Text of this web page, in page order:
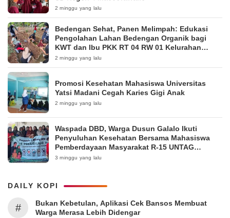
2 minggu yang lalu
Bedengan Sehat, Panen Melimpah: Edukasi
Pengolahan Lahan Bedengan Organik bagi
KWT dan Ibu PKK RT 04 RW 01 Kelurahan
Pakintelan
2 minggu yang lalu
Promosi Kesehatan Mahasiswa Universitas
Yatsi Madani Cegah Karies Gigi Anak
2 minggu yang lalu
Waspada DBD, Warga Dusun Galalo Ikuti
Penyuluhan Kesehatan Bersama Mahasiswa
Pemberdayaan Masyarakat R-15 UNTAG
Surabaya 2026
3 minggu yang lalu
DAILY KOPI
#
Bukan Kebetulan, Aplikasi Cek Bansos Membuat
Warga Merasa Lebih Didengar